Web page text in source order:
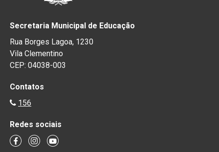
Secretaria Municipal de Educação
Rua Borges Lagoa, 1230
Vila Clementino
CEP: 04038-003
Contatos
156
Redes sociais